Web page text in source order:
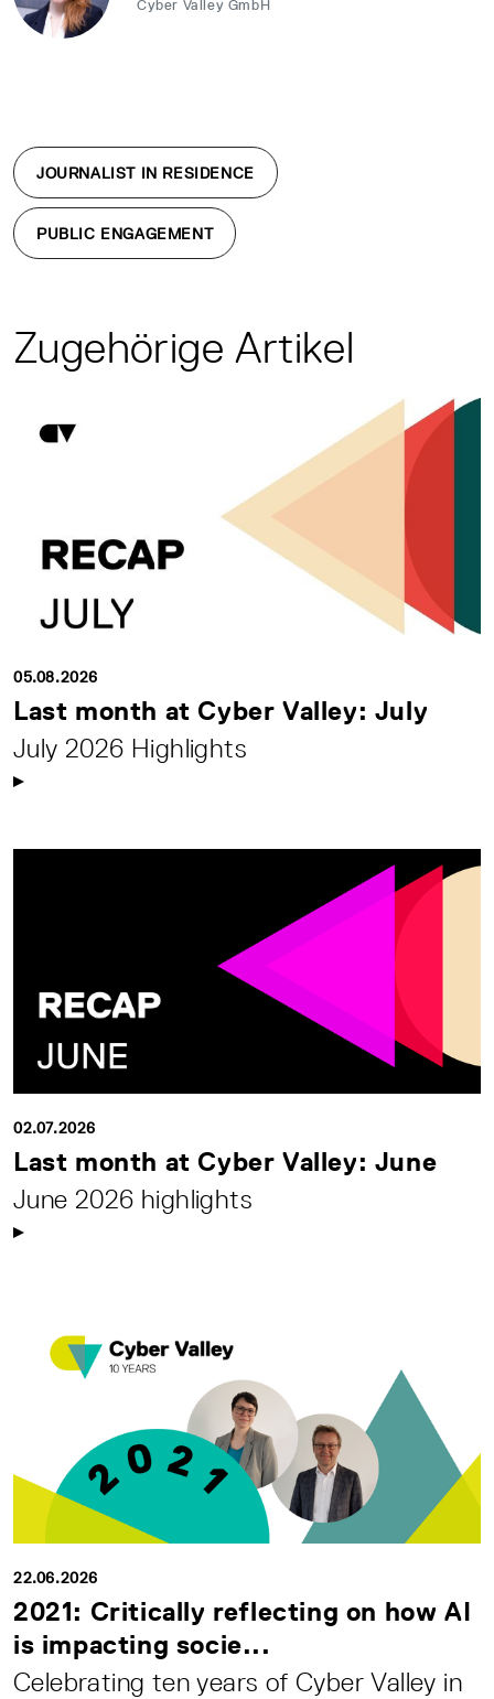
Cyber Valley GmbH
JOURNALIST IN RESIDENCE
PUBLIC ENGAGEMENT
Zugehörige Artikel
05.08.2026
Last month at Cyber Valley: July
July 2026 Highlights
02.07.2026
Last month at Cyber Valley: June
June 2026 highlights
22.06.2026
2021: Critically reflecting on how AI
is impacting socie...
Celebrating ten years of Cyber Valley in